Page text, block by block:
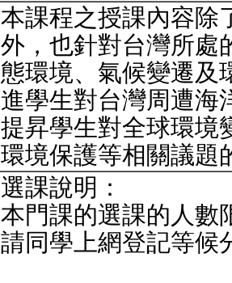
本課程之授課內容除
外，也針對台灣所處
態環境、氣候變遷及
進學生對台灣周遭海
提昇學生對全球環境
環境保護等相關議
選課說明：
本門課的選課的人數
請同學上網登記等候